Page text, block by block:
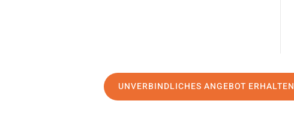
UNVERBINDLICHES ANGEBOT ERHALTEN